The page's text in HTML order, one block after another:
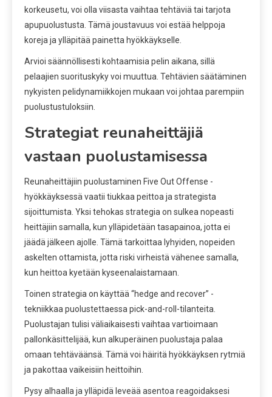
korkeusetu, voi olla viisasta vaihtaa tehtäviä tai tarjota
apupuolustusta. Tämä joustavuus voi estää helppoja
koreja ja ylläpitää painetta hyökkäykselle.
Arvioi säännöllisesti kohtaamisia pelin aikana, sillä
pelaajien suorituskyky voi muuttua. Tehtävien säätäminen
nykyisten pelidynamiikkojen mukaan voi johtaa parempiin
puolustustuloksiin.
Strategiat reunaheittäjiä
vastaan puolustamisessa
Reunaheittäjiin puolustaminen Five Out Offense -
hyökkäyksessä vaatii tiukkaa peittoa ja strategista
sijoittumista. Yksi tehokas strategia on sulkea nopeasti
heittäjiin samalla, kun ylläpidetään tasapainoa, jotta ei
jäädä jälkeen ajolle. Tämä tarkoittaa lyhyiden, nopeiden
askelten ottamista, jotta riski virheistä vähenee samalla,
kun heittoa kyetään kyseenalaistamaan.
Toinen strategia on käyttää “hedge and recover” -
tekniikkaa puolustettaessa pick-and-roll-tilanteita.
Puolustajan tulisi väliaikaisesti vaihtaa vartioimaan
pallonkäsittelijää, kun alkuperäinen puolustaja palaa
omaan tehtäväänsä. Tämä voi häiritä hyökkäyksen rytmiä
ja pakottaa vaikeisiin heittoihin.
Pysy alhaalla ja ylläpidä leveää asentoa reagoidaksesi